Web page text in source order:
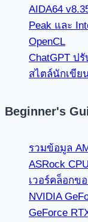
AIDA64
Peak และ
OpenCL
ChatGPT ป
สไตล์นักเขีย
Beginner's
รวมข้อมูล
ASRock
เวอร์คล็อกข
NVIDIA
GeForce